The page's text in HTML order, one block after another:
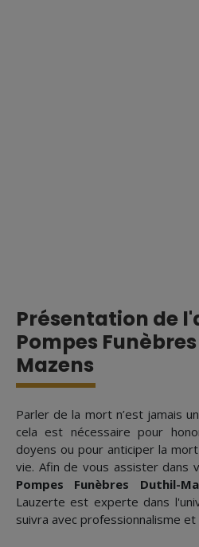
Présentation de
Pompes
Mazens
Parler de la mort n’est jamais
cela est nécessaire pour
doyens ou pour anticiper la
vie. Afin de vous assister dans
Pompes Funèbres Duthil-
Lauzerte est experte dans
suivra avec professionnalisme et